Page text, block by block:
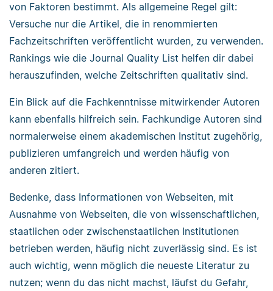
von Faktoren bestimmt. Als allgemeine Regel gilt:
Versuche nur die Artikel, die in renommierten
Fachzeitschriften veröffentlicht wurden, zu verwenden.
Rankings wie die Journal Quality List helfen dir dabei
herauszufinden, welche Zeitschriften qualitativ sind.
Ein Blick auf die Fachkenntnisse mitwirkender Autoren
kann ebenfalls hilfreich sein. Fachkundige Autoren sind
normalerweise einem akademischen Institut zugehörig,
publizieren umfangreich und werden häufig von
anderen zitiert.
Bedenke, dass Informationen von Webseiten, mit
Ausnahme von Webseiten, die von wissenschaftlichen,
staatlichen oder zwischenstaatlichen Institutionen
betrieben werden, häufig nicht zuverlässig sind. Es ist
auch wichtig, wenn möglich die neueste Literatur zu
nutzen; wenn du das nicht machst, läufst du Gefahr,